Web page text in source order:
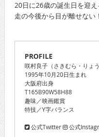
20日に26歳の誕生日を迎
走の今後から目が離せない！
PROFILE
咲村良子（さきむら・りょう
1995年10月20日生まれ
大阪府出身
T165B90W58H88
趣味／映画鑑賞
特技／Y字バランス
公式Twitter 公式